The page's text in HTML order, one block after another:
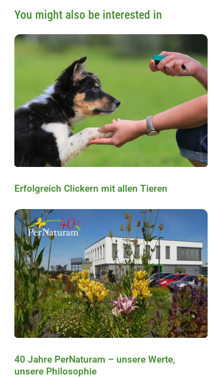
You might also be interested in
Erfolgreich Clickern mit allen Tieren
40 Jahre PerNaturam – unsere Werte,
unsere Philosophie